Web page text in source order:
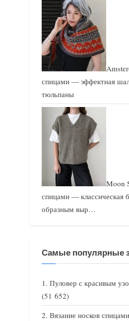
спицами — эффектная
тюльпаны
Moon
спицами — классическая
образным выр…
Самые популярные
Пуловер с красивым
(51 652)
Вязание носков